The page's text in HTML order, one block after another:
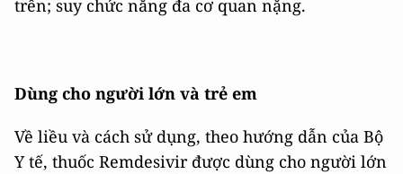
trên; suy chức năng đa cơ quan nặng.
Dùng cho người lớn và trẻ em
Về liều và cách sử dụng, theo hướng dẫn của Bộ
Y tế, thuốc Remdesivir được dùng cho người lớn